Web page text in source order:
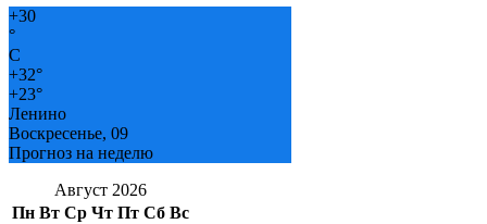
+30
°
C
+32°
+23°
Ленино
Воскресенье, 09
Прогноз на неделю
Август 2026
Пн Вт Ср Чт Пт Сб Вс